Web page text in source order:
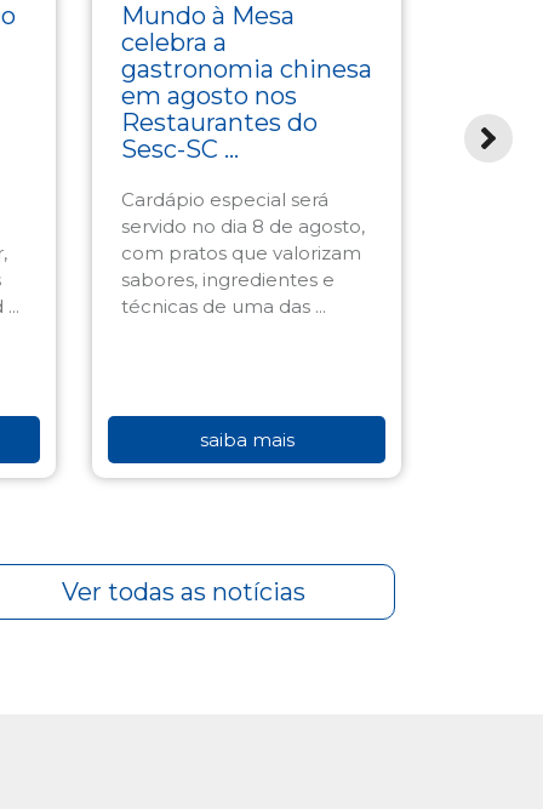
Mundo à Mesa
celebra a
gastronomia chinesa
em agosto nos
Restaurantes do
Sesc-SC ...
Cardápio especial será
servido no dia 8 de agosto,
com pratos que valorizam
sabores, ingredientes e
técnicas de uma das ...
saiba mais
Ver todas as notícias